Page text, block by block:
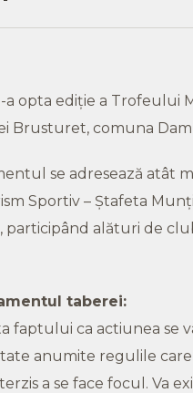
a opta ediție a Trofeului
Brusturet, comuna
se adresează atât
Sportiv – Ştafeta
participând alături de
taberei:
faptului ca actiunea se
anumite regulile
a se face focul. Va